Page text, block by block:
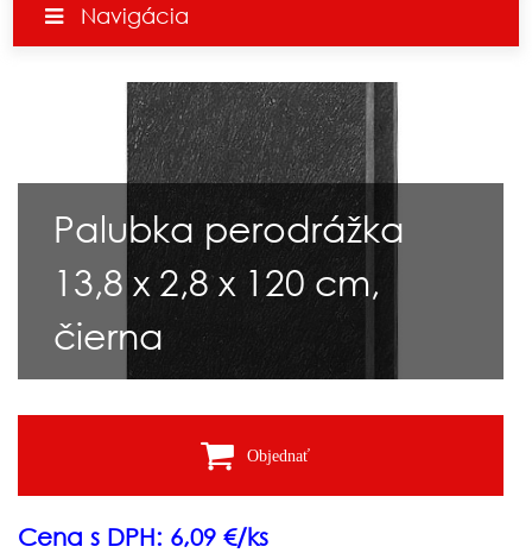
Navigácia
Palubka perodrážka
13,8 x 2,8 x 120 cm,
čierna
Objednať
Cena s DPH: 6,09 €/ks